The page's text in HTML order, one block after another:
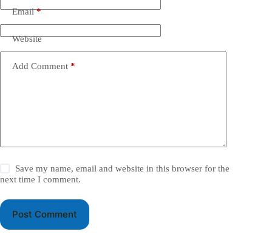
Email*
Website
Add Comment *
Save my name, email and website in this browser for the
next time I comment.
Post Comment